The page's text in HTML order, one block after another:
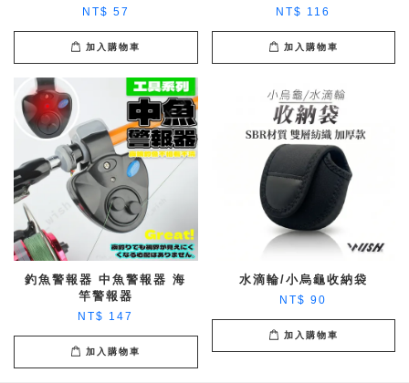
NT$ 57
加入購物車
NT$ 116
加入購物車
釣魚警報器 中魚警報器 海
竿警報器
NT$ 147
加入購物車
水滴輪/小烏龜收納袋
NT$ 90
加入購物車